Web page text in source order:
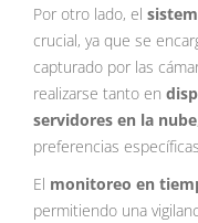
Por otro lado, el
crucial, ya que se
capturado por las
realizarse tanto en
servidores en la nube
preferencias
El monitoreo en
permitiendo una